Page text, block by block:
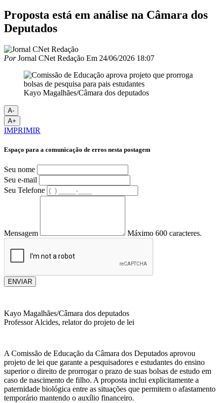
Proposta está em análise na Câmara dos
Deputados
PorJornal CNet Redação Em 24/06/2026 18:07
Kayo Magalhães/Câmara dos deputados
A-
A+
IMPRIMIR
Espaço para a comunicação de erros nesta postagem
Seu nome
Seu e-mail
Seu Telefone
Mensagem Máximo 600 caracteres.
ENVIAR
Kayo Magalhães/Câmara dos deputados
Professor Alcides, relator do projeto de lei
A Comissão de Educação da Câmara dos Deputados aprovou
projeto de lei que garante a pesquisadores e estudantes do ensino
superior o direito de prorrogar o prazo de suas bolsas de estudo em
caso de nascimento de filho. A proposta inclui explicitamente a
paternidade biológica entre as situações que permitem o afastamento
temporário mantendo o auxílio financeiro.